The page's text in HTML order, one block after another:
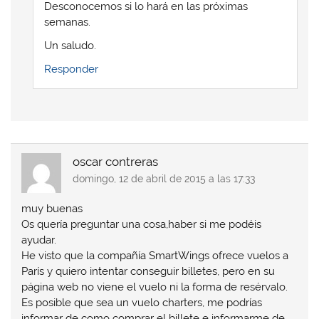
a
v
a
)
e
u
a
v
n
a
v
)
n
n
a
e
a
v
)
Desconocemos si lo hará en las próximas
semanas.
Un saludo.
Responder
oscar contreras
domingo, 12 de abril de 2015 a las 17:33
muy buenas
Os quería preguntar una cosa,haber si me podéis
ayudar.
He visto que la compañía SmartWings ofrece vuelos a
París y quiero intentar conseguir billetes, pero en su
página web no viene el vuelo ni la forma de resérvalo.
Es posible que sea un vuelo charters, me podrías